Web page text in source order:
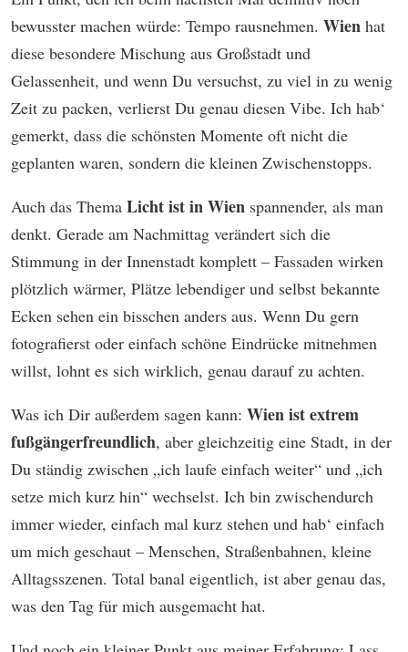
bewusster machen würde: Tempo rausnehmen. Wien hat
diese besondere Mischung aus Großstadt und
Gelassenheit, und wenn Du versuchst, zu viel in zu wenig
Zeit zu packen, verlierst Du genau diesen Vibe. Ich hab‘
gemerkt, dass die schönsten Momente oft nicht die
geplanten waren, sondern die kleinen Zwischenstopps.
Auch das Thema Licht ist in Wien spannender, als man
denkt. Gerade am Nachmittag verändert sich die
Stimmung in der Innenstadt komplett – Fassaden wirken
plötzlich wärmer, Plätze lebendiger und selbst bekannte
Ecken sehen ein bisschen anders aus. Wenn Du gern
fotografierst oder einfach schöne Eindrücke mitnehmen
willst, lohnt es sich wirklich, genau darauf zu achten.
Was ich Dir außerdem sagen kann: Wien ist extrem
fußgängerfreundlich, aber gleichzeitig eine Stadt, in der
Du ständig zwischen „ich laufe einfach weiter“ und „ich
setze mich kurz hin“ wechselst. Ich bin zwischendurch
immer wieder, einfach mal kurz stehen und hab‘ einfach
um mich geschaut – Menschen, Straßenbahnen, kleine
Alltagsszenen. Total banal eigentlich, ist aber genau das,
was den Tag für mich ausgemacht hat.